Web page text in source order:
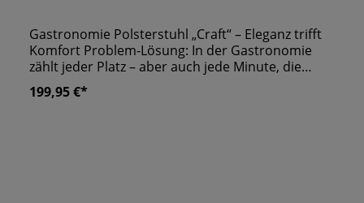
Gastronomie Polsterstuhl „Craft“ – Eleganz trifft
Komfort Problem-Lösung: In der Gastronomie
zählt jeder Platz – aber auch jede Minute, die
Gäste sitzen, soll komfortabel sein. Viele Stühle
bieten entweder Stil oder Bequemlichkeit – der
199,95 €*